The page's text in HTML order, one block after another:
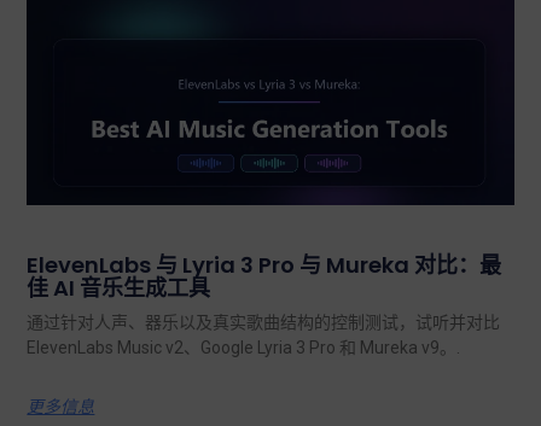
ElevenLabs 与 Lyria 3 Pro 与 Mureka 对比：最
佳 AI 音乐生成工具
通过针对人声、器乐以及真实歌曲结构的控制测试，试听并对比
ElevenLabs Music v2、Google Lyria 3 Pro 和 Mureka v9。.
更多信息